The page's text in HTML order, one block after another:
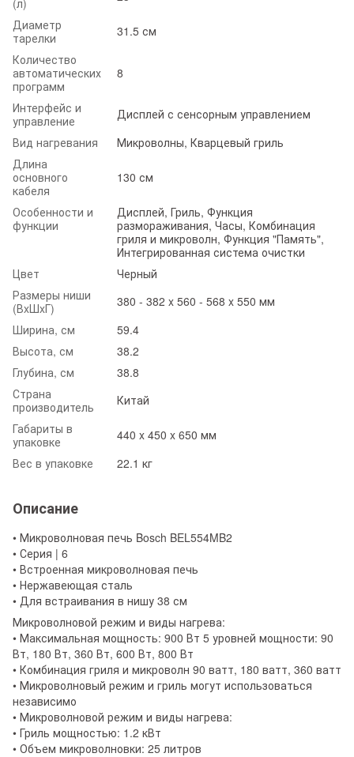
Диаметр
тарелки
31.5 см
Количество
автоматических
программ
8
Интерфейс и
управление
Дисплей с сенсорным управлением
Вид нагревания
Микроволны, Кварцевый гриль
Длина
основного
кабеля
130 см
Особенности и
функции
Дисплей, Гриль, Функция
размораживания, Часы, Комбинация
гриля и микроволн, Функция "Память",
Интегрированная система очистки
Цвет
Черный
Размеры ниши
(ВxШxГ)
380 - 382 x 560 - 568 x 550 мм
Ширина, см
59.4
Высота, см
38.2
Глубина, см
38.8
Страна
производитель
Китай
Габариты в
упаковке
440 x 450 x 650 мм
Вес в упаковке
22.1 кг
Описание
• Микроволновая печь Bosch BEL554MB2
• Серия | 6
• Встроенная микроволновая печь
• Нержавеющая сталь
• Для встраивания в нишу 38 см
Микроволновой режим и виды нагрева:
• Максимальная мощность: 900 Вт 5 уровней мощности: 90
Вт, 180 Вт, 360 Вт, 600 Вт, 800 Вт
• Комбинация гриля и микроволн 90 ватт, 180 ватт, 360 ватт
• Микроволновый режим и гриль могут использоваться
независимо
• Микроволновой режим и виды нагрева:
• Гриль мощностью: 1.2 кВт
• Объем микроволновки: 25 литров